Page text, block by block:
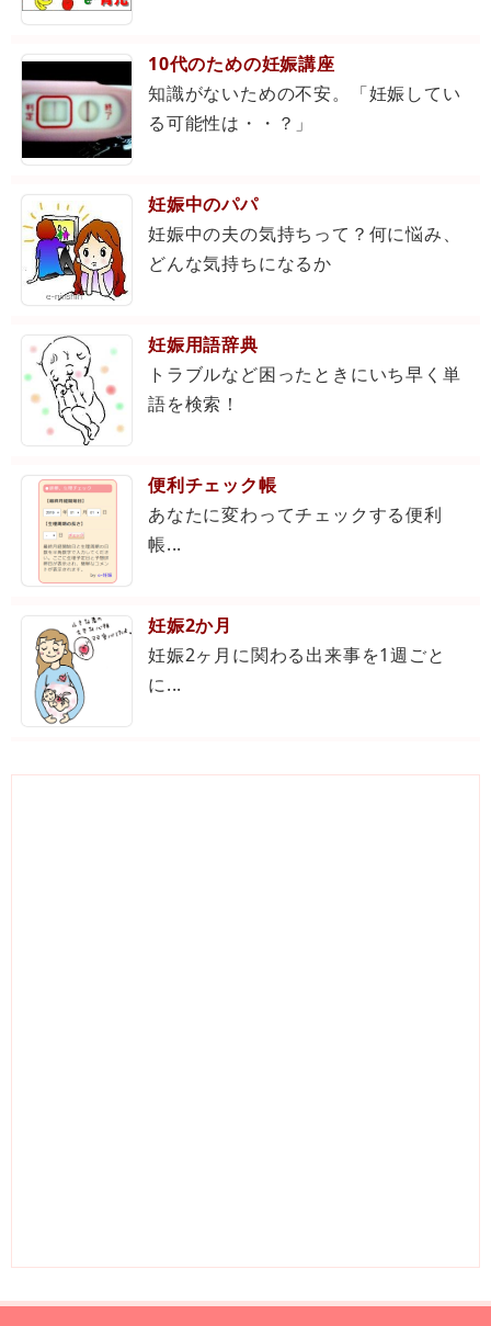
10代のための妊娠講座
知識がないための不安。「妊娠してい
る可能性は・・？」
妊娠中のパパ
妊娠中の夫の気持ちって？何に悩み、
どんな気持ちになるか
妊娠用語辞典
トラブルなど困ったときにいち早く単
語を検索！
便利チェック帳
あなたに変わってチェックする便利
帳...
妊娠2か月
妊娠2ヶ月に関わる出来事を1週ごと
に...